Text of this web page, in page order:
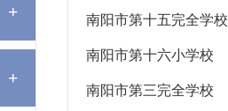
+
+
南阳市第十五完全学校
南阳市第十六小学校
南阳市第三完全学校